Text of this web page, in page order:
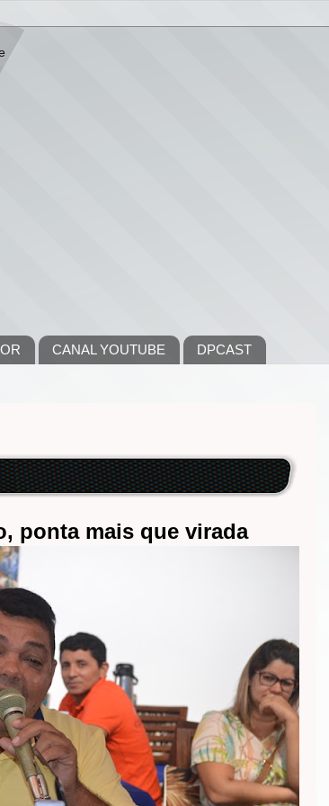
CANAL YOUTUBE DPCAST
ponta mais que virada